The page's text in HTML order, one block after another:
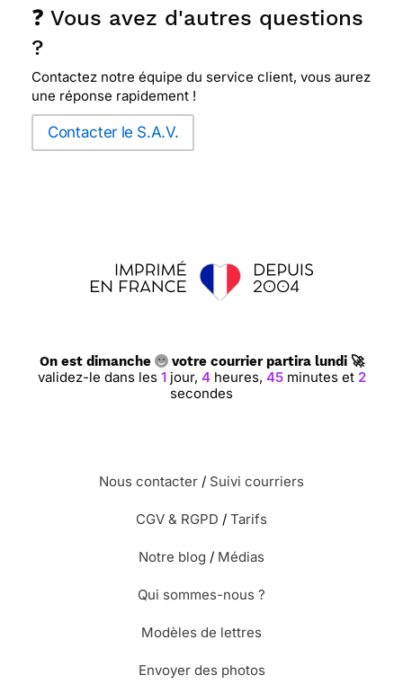
❓ Vous avez d'autres questions
?
Contactez notre équipe du service client, vous aurez
une réponse rapidement !
Contacter le S.A.V.
On est dimanche votre courrier partira lundi 🚀
validez-le dans les 1jour, 4heures, 45minutes et 2
secondes
Nous contacter / Suivi courriers
CGV & RGPD / Tarifs
Notre blog / Médias
Qui sommes-nous ?
Modèles de lettres
Envoyer des photos